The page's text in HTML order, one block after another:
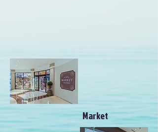
Market